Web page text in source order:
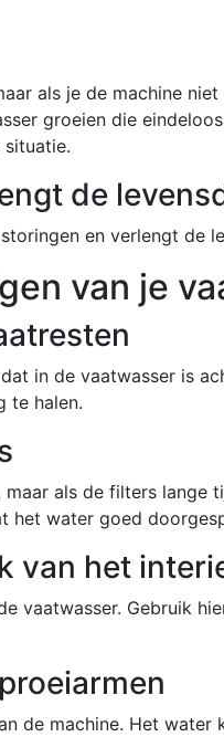
als je de machine
groeien die
de
en verlengt de
van je
in de vaatwasser is
te halen.
als de filters lange
het water goed
van het
vaatwasser. Gebruik
de machine. Het water